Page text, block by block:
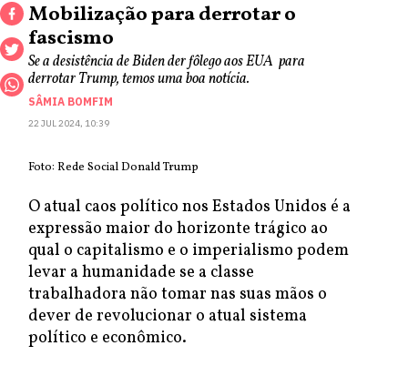
Mobilização para derrotar o
fascismo
Se a desistência de Biden der fôlego aos EUA para
derrotar Trump, temos uma boa notícia.
SÂMIA BOMFIM
22 JUL 2024, 10:39
Foto: Rede Social Donald Trump
O atual caos político nos Estados Unidos é a
expressão maior do horizonte trágico ao
qual o capitalismo e o imperialismo podem
levar a humanidade se a classe
trabalhadora não tomar nas suas mãos o
dever de revolucionar o atual sistema
político e econômico.